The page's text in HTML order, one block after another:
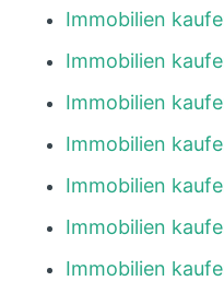
Immobilien
Immobilien
Immobilien
Immobilien
Immobilien
Immobilien
Immobilien